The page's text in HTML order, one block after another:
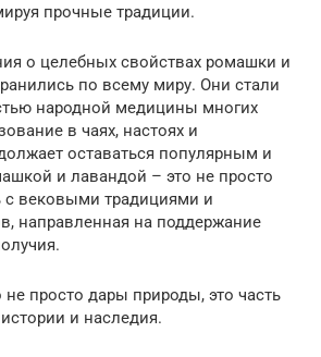
прочные традиции.
о целебных свойствах ромашки и
по всему миру. Они стали
народной медицины многих
в чаях, настоях и
оставаться популярным и
и лавандой – это не просто
с вековыми традициями и
направленная на поддержание
не просто дары природы, это часть
и наследия.